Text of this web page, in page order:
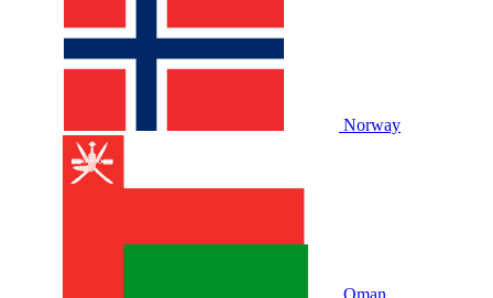
Norway
Oman